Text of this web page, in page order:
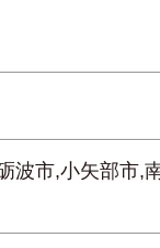
波市,小矢部市,